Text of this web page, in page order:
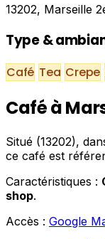
13202, Marseille
Type &
Café Tea Crepe
Café à
Situé (13202),
ce café est
Caractéristiques :
shop.
Accès : Google